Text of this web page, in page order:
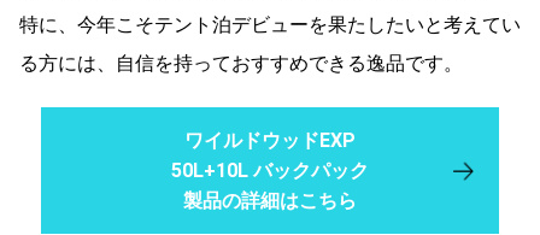
特に、今年こそテント泊デビューを果たしたいと考えてい
る方には、自信を持っておすすめできる逸品です。
ワイルドウッドEXP
50L+10L バックパック
製品の詳細はこちら